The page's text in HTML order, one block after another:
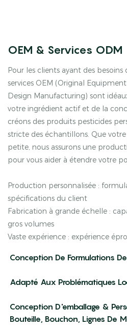
OEM & Services ODM
Pour les clients ayant des
services OEM (Original
Design Manufacturing) sont
votre ingrédient actif et de la
créons des produits pesticides
stricte des échantillons. Que
petite, nous assurons une
pour vous aider à étendre votre
Production personnalisée :
spécifications du client
Fabrication à grande échelle :
gros volumes
Vaste expérience : expérience
Conception De Formulations
Conception D'emballage &
Bouteille, Bouchon, Lignes De